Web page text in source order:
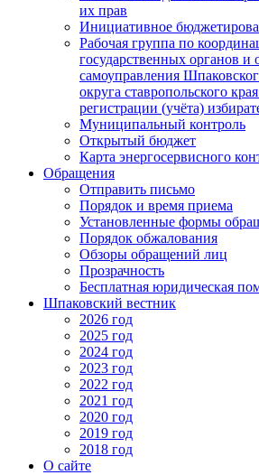
их прав
Инициативное
Рабочая группа по
государственных органов и
самоуправления
округа ставропольского
регистрации (учёта)
Муниципальный контроль
Открытый бюджет
Карта энергосервисного
Обращения
Отправить письмо
Порядок и время приема
Установленные формы
Порядок обжалования
Обзоры обращений лиц
Прозрачность
Бесплатная юридическая
Шпаковский вестник
2026 год
2025 год
2024 год
2023 год
2022 год
2021 год
2020 год
2019 год
2018 год
О сайте